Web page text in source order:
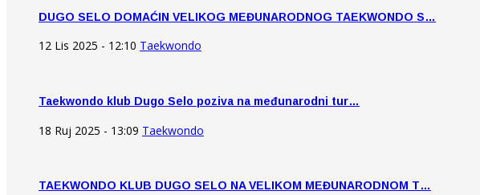
DUGO SELO DOMAĆIN VELIKOG MEĐUNARODNOG TAEKWONDO S…
12 Lis 2025 - 12:10 Taekwondo
Taekwondo klub Dugo Selo poziva na međunarodni tur…
18 Ruj 2025 - 13:09 Taekwondo
TAEKWONDO KLUB DUGO SELO NA VELIKOM MEĐUNARODNOM T…